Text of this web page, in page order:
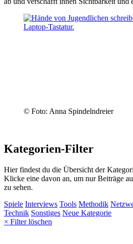
© Foto: Anna Spindelndreier
Kategorien-Filter
Hier findest du die Übersicht der
Klicke eine davon an, um nur Beiträge
zu sehen.
Spiele Interviews Tools Methodik
Technik Sonstiges Neue Kategorie
× Filter löschen